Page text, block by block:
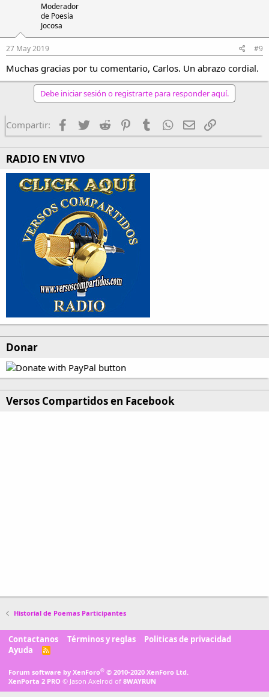
Moderador
de Poesía
Jocosa
27 May 2019 #9
Muchas gracias por tu comentario, Carlos. Un abrazo cordial.
Debe iniciar sesión o registrarte para responder aquí.
Compartir: Facebook
TwitterReddit PinterestTumblrWhatsApp
EmailEnlace
RADIO EN VIVO
Donar
Versos Compartidos en Facebook
Historial de Poemas Participantes
Contactanos Términos y reglas
Politicas de privacidad
Ayuda
R
Forum software by XenForo® © 2010-2020 XenForo Ltd.
XenPorta 2 PRO © Jason Axelrod of 8WAYRUN